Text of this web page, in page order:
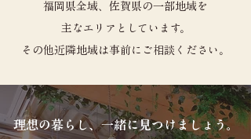
福岡県全域、佐賀県の一部地域を
主なエリアとしています。
​その他近隣地域は事前にご相談ください。
理想の暮らし、一緒に見つけましょう。